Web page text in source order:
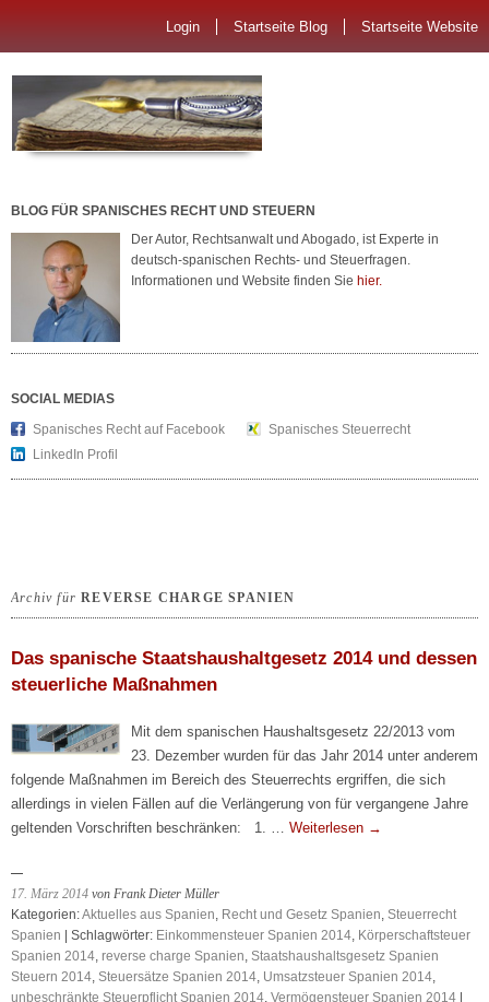
Login Startseite Blog Startseite Website
BLOG FÜR SPANISCHES RECHT UND STEUERN
Der Autor, Rechtsanwalt und Abogado, ist Experte in
deutsch-spanischen Rechts- und Steuerfragen.
Informationen und Website finden Sie hier.
SOCIAL MEDIAS
Spanisches Recht auf Facebook
Spanisches Steuerrecht
LinkedIn Profil
Archiv fürREVERSE CHARGE SPANIEN
Das spanische Staatshaushaltgesetz 2014 und dessen
steuerliche Maßnahmen
Mit dem spanischen Haushaltsgesetz 22/2013 vom
23. Dezember wurden für das Jahr 2014 unter anderem
folgende Maßnahmen im Bereich des Steuerrechts ergriffen, die sich
allerdings in vielen Fällen auf die Verlängerung von für vergangene Jahre
geltenden Vorschriften beschränken: 1. … Weiterlesen →
17. März 2014 von Frank Dieter Müller
Kategorien:Aktuelles aus Spanien, Recht und Gesetz Spanien, Steuerrecht
Spanien | Schlagwörter: Einkommensteuer Spanien 2014, Körperschaftsteuer
Spanien 2014, reverse charge Spanien, Staatshaushaltsgesetz Spanien
Steuern 2014, Steuersätze Spanien 2014, Umsatzsteuer Spanien 2014,
unbeschränkte Steuerpflicht Spanien 2014, Vermögensteuer Spanien 2014